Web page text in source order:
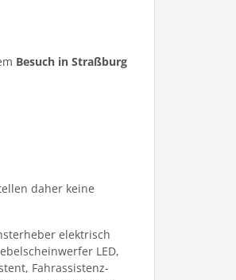
Besuch in Straßburg
daher keine
elektrisch
LED,
Fahrassistenz-